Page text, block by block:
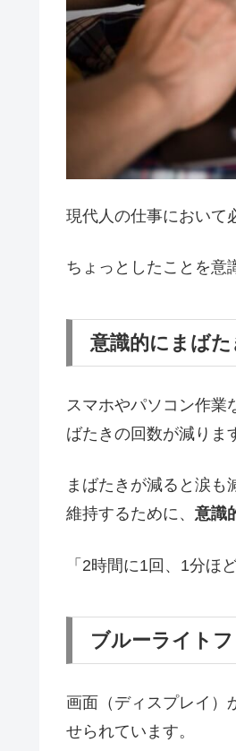
現代人の仕事において
ちょっとしたことを意
意識的にまばた
スマホやパソコン作業
ばたきの回数が減りま
まばたきが減ると涙も
維持するために、 意識
「2時間に1回、1分ほ
ブルーライト
画面（ディスプレイ）
せられています。